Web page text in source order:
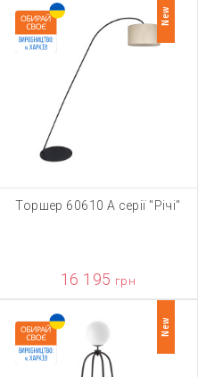
New
Торшер 60610 А серії "Річі"
16 195 грн
New